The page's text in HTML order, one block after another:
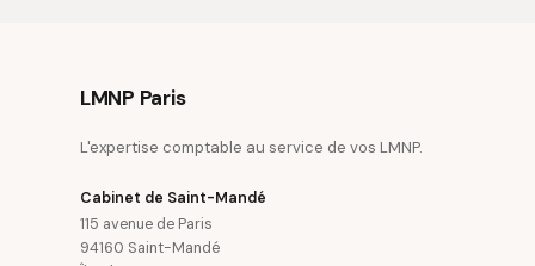
LMNP Paris
L'expertise comptable au service de vos LMNP.
Cabinet de Saint-Mandé
115 avenue de Paris
94160 Saint-Mandé